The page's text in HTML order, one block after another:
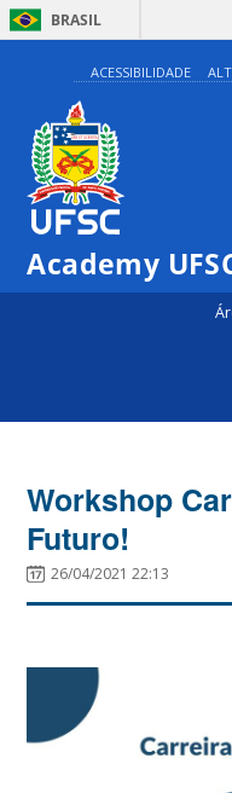
BRASIL
ACESSIBILIDADE
Academy
Workshop
Futuro!
26/04/2021 22:13